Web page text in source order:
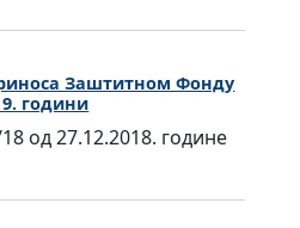
Заштитном Фонду
години
од 27.12.2018. године